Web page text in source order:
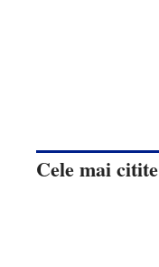
Cele mai citite